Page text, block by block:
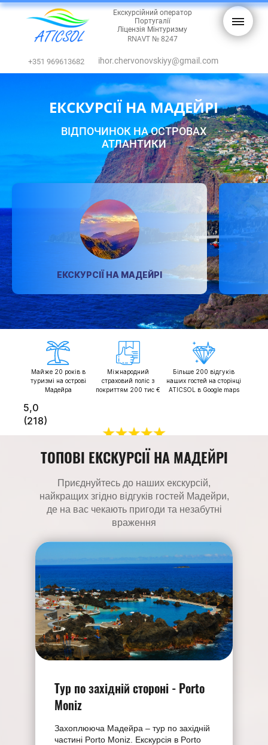
+351 969613682
Екскурсійний оператор
Португалії
Ліцензія Мінтуризму
RNAVT № 8247
ihor.chervonovskiyy@gmail.com
ЕКСКУРСІЇ НА МАДЕЙРІ
ВІДПОЧИНОК НА ОСТРОВАХ
АТЛАНТИКИ
ЕКСКУРСІЇ НА МАДЕЙРІ
Майже 20 років в
туризмі на острові
Мадейра
Міжнародний
страховий поліс з
покриттям 200 тис €
Більше 200 відгуків
наших гостей на сторінці
ATICSOL в Google maps
5,0
(218)
Відгуки
ТОПОВІ ЕКСКУРСІЇ НА МАДЕЙРІ
Приєднуйтесь до наших екскурсій,
найкращих згідно відгуків гостей Мадейри,
де на вас чекають пригоди та незабутні
враження
Тур по західній стороні - Porto
Moniz
Захоплююча Мадейра – тур по західній
частині Porto Moniz. Екскурсія в Porto